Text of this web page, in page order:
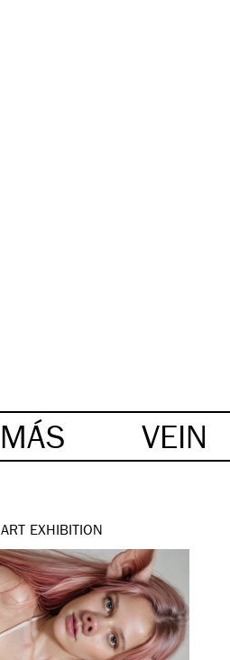
MÁS VEIN
ART EXHIBITION